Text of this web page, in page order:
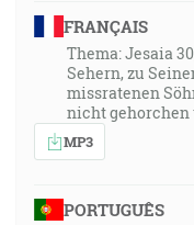
FRANÇAIS
Thema: Jesaia
Sehern, zu
missratenen
nicht gehorchen
MP3
PORTUGUÊS